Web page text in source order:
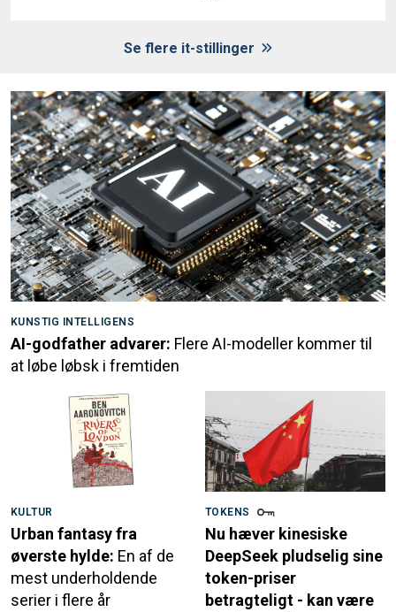
Se flere it-stillinger
KUNSTIG INTELLIGENS
AI-godfather advarer: Flere AI-modeller kommer til
at løbe løbsk i fremtiden
KULTUR
Urban fantasy fra
øverste hylde: En af de
mest underholdende
serier i flere år
TOKENS
Nu hæver kinesiske
DeepSeek pludselig sine
token-priser
betragteligt - kan være